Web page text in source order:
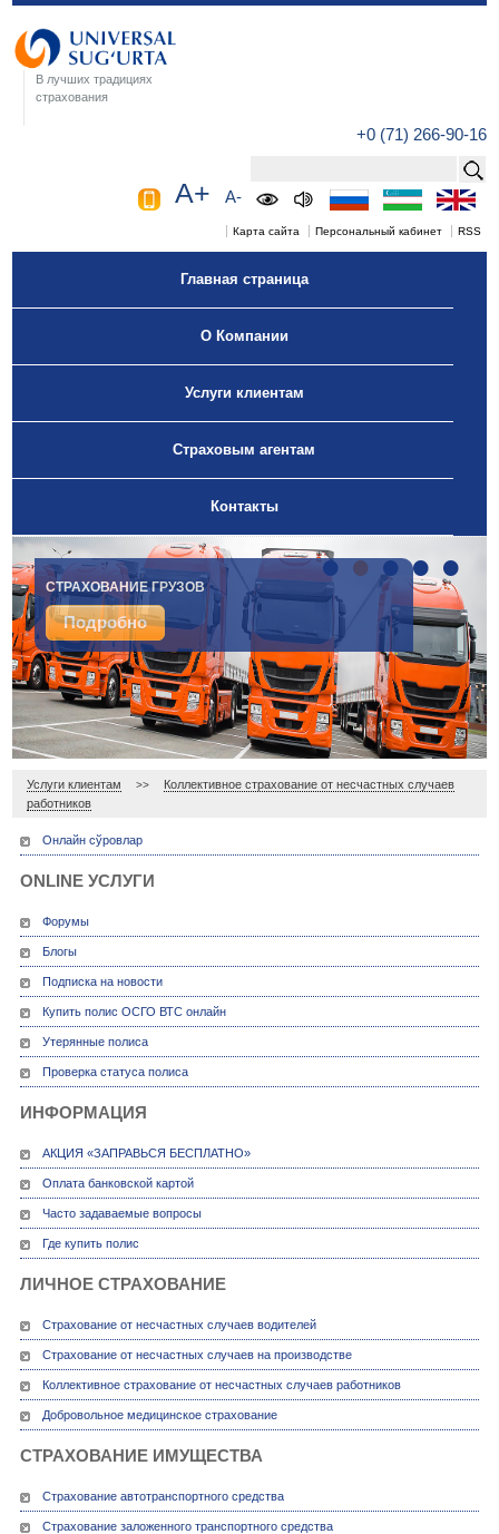
В лучших традициях
страхования
+0 (71) 266-90-16
A+ A-
Карта сайта Персональный кабинет RSS
Главная страница
О Компании
Услуги клиентам
Страховым агентам
Контакты
ДОБРОВОЛЬНОЕ МЕДИЦИНСКОЕ СТРАХОВАНИЕ
Подробно
СТРАХОВАНИЕ ГРУЗОВ
Подробно
•••••
Услуги клиентам >>
Коллективное страхование от несчастных случаев
работников
Онлайн сўровлар
ONLINE УСЛУГИ
Форумы
Блогы
Подписка на новости
Купить полис ОСГО ВТС онлайн
Утерянные полиса
Проверка статуса полиса
ИНФОРМАЦИЯ
АКЦИЯ «ЗАПРАВЬСЯ БЕСПЛАТНО»
Оплата банковской картой
Часто задаваемые вопросы
Где купить полис
ЛИЧНОЕ СТРАХОВАНИЕ
Страхование от несчастных случаев водителей
Страхование от несчастных случаев на производстве
Коллективное страхование от несчастных случаев работников
Добровольное медицинское страхование
СТРАХОВАНИЕ ИМУЩЕСТВА
Страхование автотранспортного средства
Страхование заложенного транспортного средства